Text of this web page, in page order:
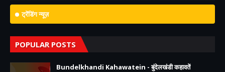
ट्रेंडिंग न्यूज़
POPULAR POSTS
Bundelkhandi Kahawatein - बुंदेलखंडी कहावतें